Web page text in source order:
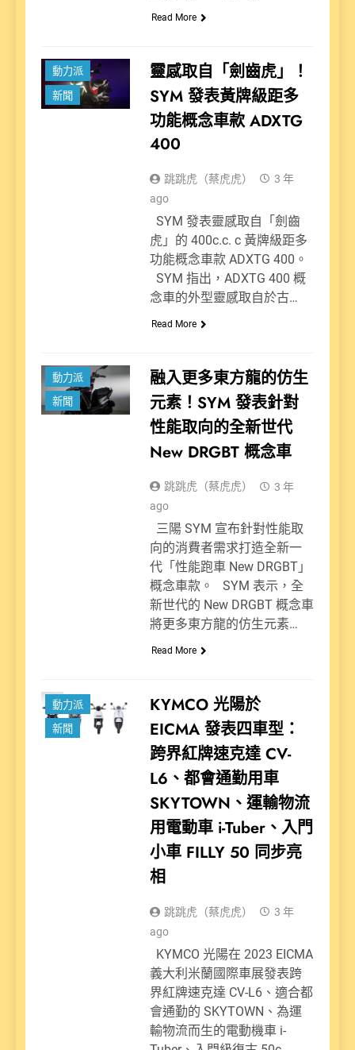
Read More
動力派
新聞
靈感取自「劍齒虎」！
SYM 發表黃牌級距多
功能概念車款 ADXTG
400
跳跳虎（蔡虎虎）
3 年
ago
SYM 發表靈感取自「劍齒
虎」的 400c.c. c 黃牌級距多
功能概念車款 ADXTG 400。
SYM 指出，ADXTG 400 概
念車的外型靈感取自於古…
Read More
動力派
新聞
融入更多東方龍的仿生
元素！SYM 發表針對
性能取向的全新世代
New DRGBT 概念車
跳跳虎（蔡虎虎）
3 年
ago
三陽 SYM 宣布針對性能取
向的消費者需求打造全新一
代「性能跑車 New DRGBT」
概念車款。 SYM 表示，全
新世代的 New DRGBT 概念車
將更多東方龍的仿生元素…
Read More
動力派
新聞
KYMCO 光陽於
EICMA 發表四車型：
跨界紅牌速克達 CV-
L6、都會通勤用車
SKYTOWN、運輸物流
用電動車 i-Tuber、入門
小車 FILLY 50 同步亮
相
跳跳虎（蔡虎虎）
3 年
ago
KYMCO 光陽在 2023 EICMA
義大利米蘭國際車展發表跨
界紅牌速克達 CV-L6、適合都
會通勤的 SKYTOWN、為運
輸物流而生的電動機車 i-